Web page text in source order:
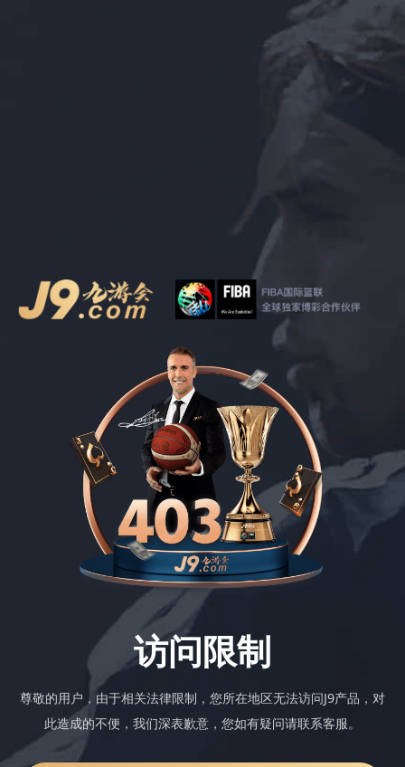
访问限制
尊敬的用户，由于相关法律限制，您所在地区无法访问J9产品，对
此造成的不便，我们深表歉意，您如有疑问请联系客服。